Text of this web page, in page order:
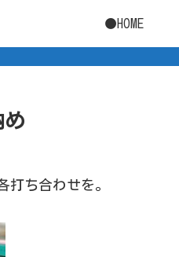
●HOME
め
打ち合わせを。